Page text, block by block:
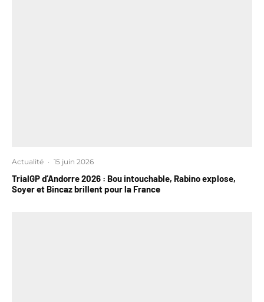
Actualité · 15 juin 2026
TrialGP d’Andorre 2026 : Bou intouchable, Rabino explose,
Soyer et Bincaz brillent pour la France